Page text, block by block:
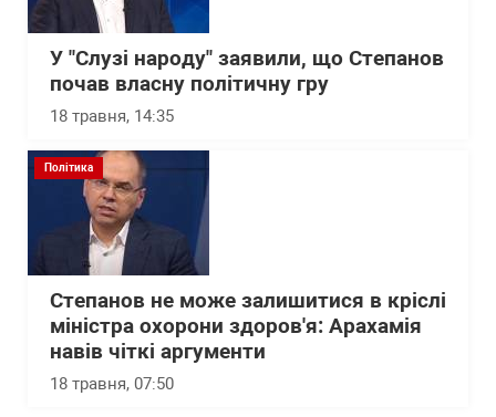
У "Слузі народу" заявили, що Степанов
почав власну політичну гру
18 травня, 14:35
Політика
Степанов не може залишитися в кріслі
міністра охорони здоров'я: Арахамія
навів чіткі аргументи
18 травня, 07:50